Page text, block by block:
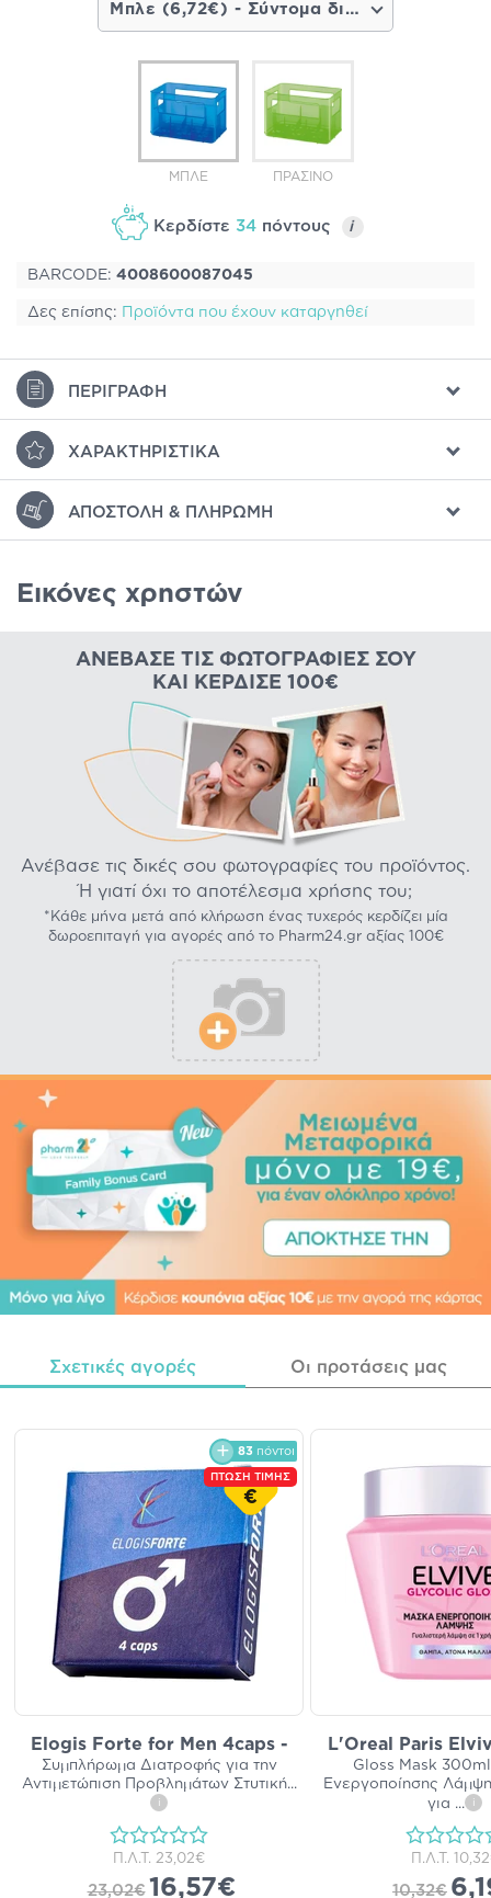
Μπλε (6,72€) - Σύντομα διαθέσιμο
ΜΠΛΕ ΠΡΆΣΙΝΟ
Κερδίστε 34πόντους i
BARCODE: 4008600087045
Δες επίσης: Προϊόντα που έχουν καταργηθεί
ΠΕΡΙΓΡΑΦΉ
ΧΑΡΑΚΤΗΡΙΣΤΙΚΆ
ΑΠΟΣΤΟΛΉ & ΠΛΗΡΩΜΉ
Εικόνες χρηστών
ΑΝΈΒΑΣΕ ΤΙΣ ΦΩΤΟΓΡΑΦΊΕΣ ΣΟΥ
ΚΑΙ ΚΈΡΔΙΣΕ 100€
Ανέβασε τις δικές σου φωτογραφίες του προϊόντος.
Ή γιατί όχι το αποτέλεσμα χρήσης του;
*Κάθε μήνα μετά από κλήρωση ένας τυχερός κερδίζει μία
δωροεπιταγή για αγορές από το Pharm24.gr αξίας 100€
Σχετικές αγορές Οι προτάσεις μας
83 πόντοι
ΠΤΩΣΗ ΤΙΜΗΣ
€
Elogis Forte for Men 4caps -
Συμπλήρωμα Διατροφής για την
Αντιμετώπιση Προβλημάτων Στυτική...
i
Π.Λ.Τ. 23,02€
23,02€ 16,57€
L'Oreal Paris
Gloss Mask
Ενεργοποίησης
για ... i
Π.Λ.Τ.
10,32€